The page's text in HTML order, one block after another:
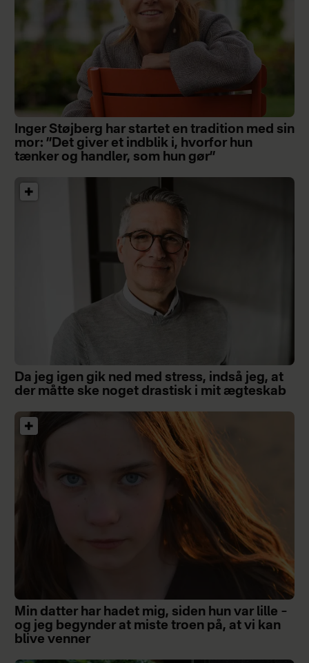
Inger Støjberg har startet en tradition med sin
mor: ”Det giver et indblik i, hvorfor hun
tænker og handler, som hun gør”
Da jeg igen gik ned med stress, indså jeg, at
der måtte ske noget drastisk i mit ægteskab
Min datter har hadet mig, siden hun var lille –
og jeg begynder at miste troen på, at vi kan
blive venner